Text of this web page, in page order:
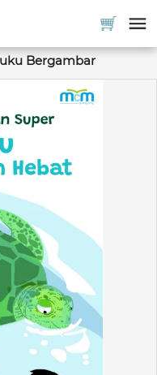
Bergambar